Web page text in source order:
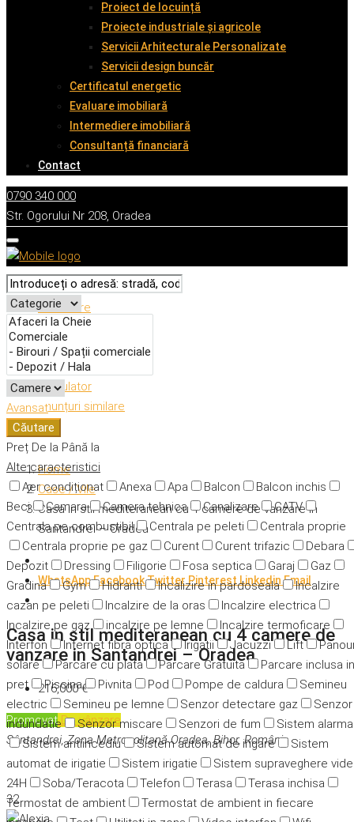
Proiect de locuință
Proiecte industriale și agricole
Servicii Arhitecturale Personalizate
Servicii design buncăr
Certificatul energetic
Evaluare imobiliară
Intermediere imobiliară
Consultanță financiară
Contact
0790 340 000
Str. Ogorului Nr 208, Oradea
Avansat
Căutare
Preț De la Până la
Alte caracteristici
Aer condiționat
Anexa Apa Balcon
Balcon inchis
Beci
Camara Camera tehnica Canalizare
CATV
Centrala pe combustibil
Centrala pe peleti
Centrala proprie
Centrala proprie pe gaz
Curent Curent trifazic
Debara
Depozit
Dressing Filigorie Fosa septica Garaj
Gaz
Gradina
Gym Hidranti Incalizire in pardoseala
Incalzire
cazan pe peleti
Incalzire de la oras
Incalzire electrica
Incalzire pe gaz
incalzire pe lemne
Incalzire termoficare
Interfon
Internet fibra optica Irigatii Jacuzzi Lift
solare
Parcare cu plata Parcare Gratuita
Parcare inclusa in
pret
Piscina Pivnita Pod Pompe de caldura
Semineu
electric
Semineu pe lemne Senzor detectare gaz
Senzor
indundatie
Senzor miscare Senzori de fum
Sistem alarma
Sistem antiincediu
Sistem automat de irigare
Sistem
automat de irigatie
Sistem irigatie
Sistem supraveghere
24H
Soba/Teracota Telefon Terasa
Terasa inchisa
Termostat de ambient
Termostat de ambient in fiecare
Descriere
Caracteristici
Adresă
Detalii
Calculator
Anunțuri similare
Home
Case / Vile
Casa in stil mediteranean cu 4 camere de vanzare in
Santandrei – Oradea
WhatsAppFacebookTwitter Pinterest LinkedinEmail
Casa in stil mediteranean cu 4 camere de
vanzare in Santandrei – Oradea
216,000 €
PromovatDe vânzare
Sântandrei, Zona Metropolitană Oradea, Bihor, România
32